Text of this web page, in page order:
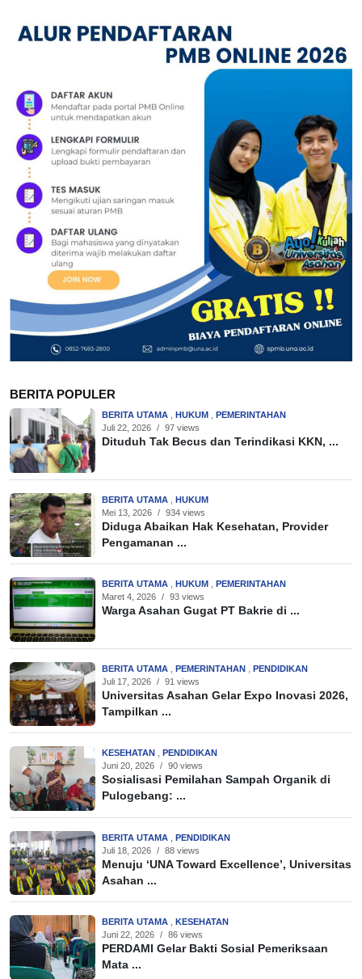
BERITA POPULER
BERITA UTAMA HUKUM
PEMERINTAHAN
Juli 22, 2026 / 97 views
Dituduh Tak Becus dan Terindikasi KKN, ...
BERITA UTAMA
HUKUM
Mei 13, 2026 / 934 views
Diduga Abaikan Hak Kesehatan, Provider
Pengamanan ...
BERITA UTAMA HUKUM
PEMERINTAHAN
Maret 4, 2026 / 93 views
Warga Asahan Gugat PT Bakrie di ...
BERITA UTAMA PEMERINTAHAN
PENDIDIKAN
Juli 17, 2026 / 91 views
Universitas Asahan Gelar Expo Inovasi 2026,
Tampilkan ...
KESEHATAN
PENDIDIKAN
Juni 20, 2026 / 90 views
Sosialisasi Pemilahan Sampah Organik di
Pulogebang: ...
BERITA UTAMA
PENDIDIKAN
Juli 18, 2026 / 88 views
Menuju ‘UNA Toward Excellence’, Universitas
Asahan ...
BERITA UTAMA
KESEHATAN
Juni 22, 2026 / 86 views
PERDAMI Gelar Bakti Sosial Pemeriksaan
Mata ...